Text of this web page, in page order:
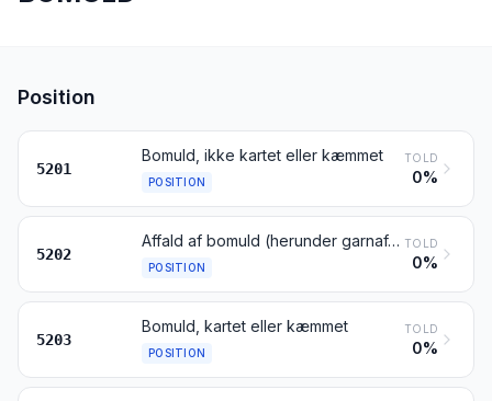
Position
5201
Bomuld, ikke kartet eller kæmmet
POSITION
TOLD
0%
5202
Affald af bomuld (herunder garnaffald og opkradset tekstilmateriale)
POSITION
TOLD
0%
5203
Bomuld, kartet eller kæmmet
POSITION
TOLD
0%